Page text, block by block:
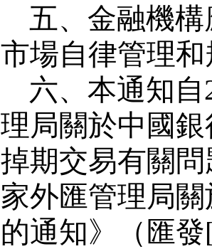
五、金融機
市場自律管理
六、本通知自
理局關於中國
掉期交易有關
家外匯管理局
的通知》（匯發